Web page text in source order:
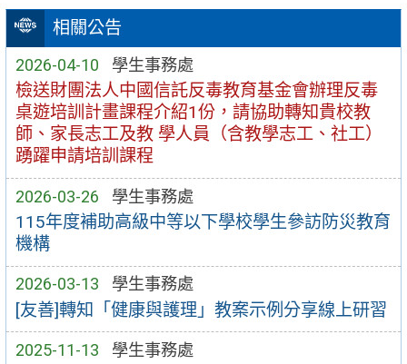
相關公告
2026-04-10 學生事務處
檢送財團法人中國信託反毒教育基金會辦理反毒
桌遊培訓計畫課程介紹1份，請協助轉知貴校教
師、家長志工及教 學人員（含教學志工、社工）
踴躍申請培訓課程
2026-03-26 學生事務處
115年度補助高級中等以下學校學生參訪防災教育
機構
2026-03-13 學生事務處
[友善]轉知「健康與護理」教案示例分享線上研習
2025-11-13 學生事務處